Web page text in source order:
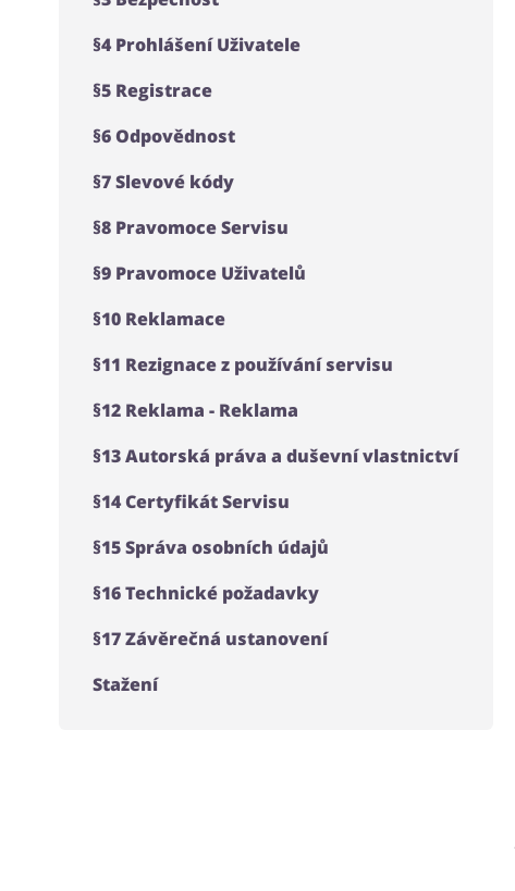
§4 Prohlášení Uživatele
§5 Registrace
§6 Odpovědnost
§7 Slevové kódy
§8 Pravomoce Servisu
§9 Pravomoce Uživatelů
§10 Reklamace
§11 Rezignace z používání servisu
§12 Reklama - Reklama
§13 Autorská práva a duševní vlastnictví
§14 Certyfikát Servisu
§15 Správa osobních údajů
§16 Technické požadavky
§17 Závěrečná ustanovení
Stažení